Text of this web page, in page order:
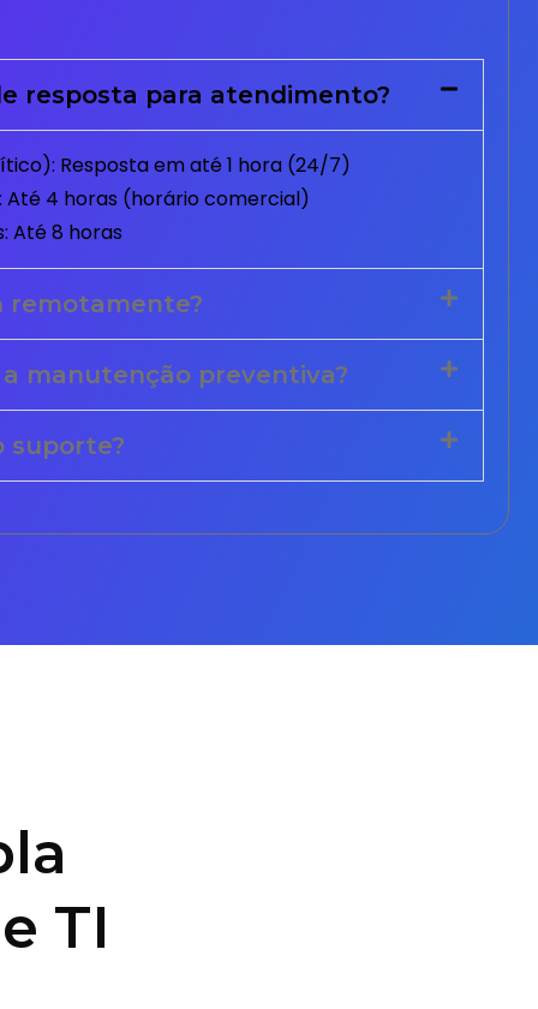
resposta para atendimento?
Resposta em até 1 hora (24/7)
Até 4 horas (horário comercial)
Até 8 horas
remotamente?
manutenção preventiva?
suporte?
TI